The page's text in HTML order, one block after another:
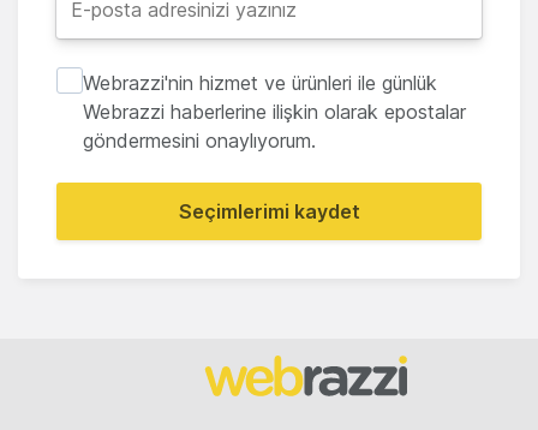
Webrazzi'nin hizmet ve ürünleri ile günlük
Webrazzi haberlerine ilişkin olarak epostalar
göndermesini onaylıyorum.
Seçimlerimi kaydet